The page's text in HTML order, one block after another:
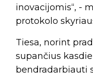
inovacijomis“, -
protokolo
Tiesa, norint
supančius
bendradarbiauti